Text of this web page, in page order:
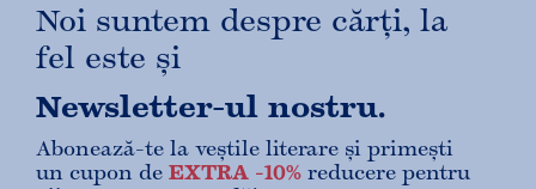
Noi suntem despre cărți, la
fel este și
Newsletter-ul nostru.
Abonează-te la veștile literare și primești
un cupon de EXTRA -10% reducere pentru